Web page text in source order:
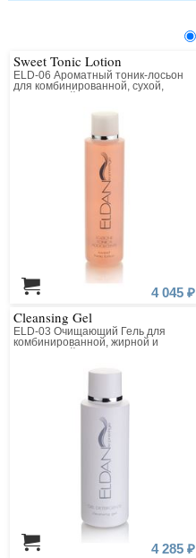
Sweet Tonic Lotion
ELD-06 Ароматный тоник-лосьон
для комбинированной, сухой,
4 045 ₽
Cleansing Gel
ELD-03 Очищающий Гель для
комбинированной, жирной и
4 285 ₽